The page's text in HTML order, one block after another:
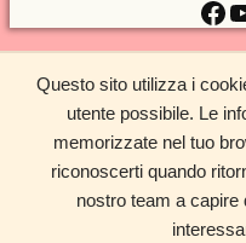
Questo sito utilizza i
utente possibile. Le
memorizzate nel tuo
riconoscerti quando
nostro team a capire
Facebook YouTube